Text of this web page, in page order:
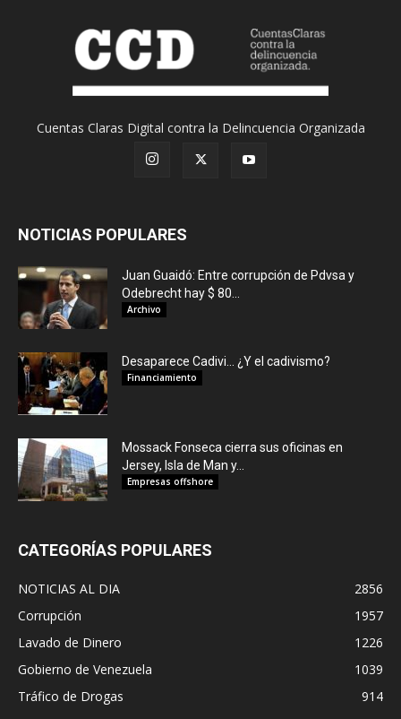
Cuentas Claras Digital contra la Delincuencia Organizada
NOTICIAS POPULARES
Juan Guaidó: Entre corrupción de Pdvsa y
Odebrecht hay $ 80...
Archivo
Desaparece Cadivi… ¿Y el cadivismo?
Financiamiento
Mossack Fonseca cierra sus oficinas en
Jersey, Isla de Man y...
Empresas offshore
CATEGORÍAS POPULARES
NOTICIAS AL DIA
2856
Corrupción
1957
Lavado de Dinero
1226
Gobierno de Venezuela
1039
Tráfico de Drogas
914